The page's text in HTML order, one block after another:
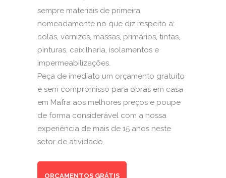
sempre materiais de primeira,
nomeadamente no que diz respeito a:
colas, vernizes, massas, primários, tintas,
pinturas, caixilharia, isolamentos e
impermeabilizações.
Peça de imediato um orçamento gratuito
e sem compromisso para obras em casa
em Mafra aos melhores preços e poupe
de forma considerável com a nossa
experiência de mais de 15 anos neste
setor de atividade.
ORÇAMENTOS GRÁTIS